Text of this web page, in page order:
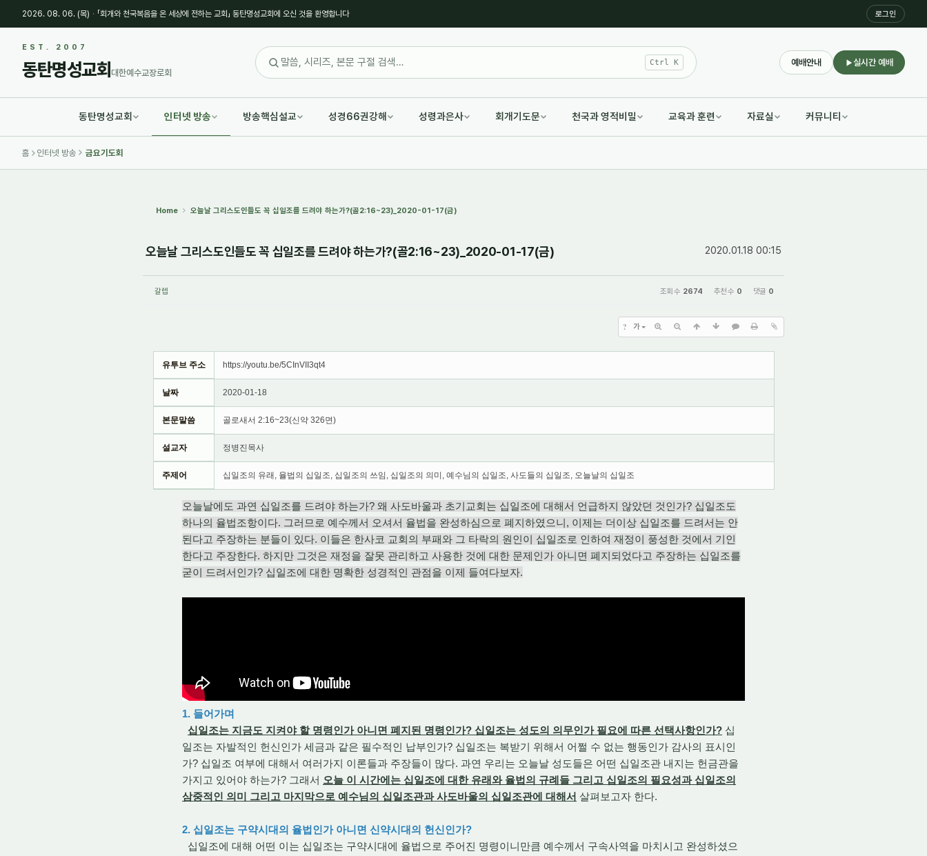
2026. 08. 06. (목) · 「회개와 천국복음을 온 세상에 전하는 교회」 동탄명성교회에 오신 것을 환영합니다 로그인
EST. 2007
동탄명성교회 대한예수교장로회
Ctrl K 예배안내 실시간 예배
동탄명성교회 인터넷 방송 방송핵심설교 성경66권강해 성령과은사 회개기도문 천국과 영적비밀 교육과 훈련 자료실 커뮤니티
홈 인터넷 방송 금요기도회
Home 오늘날 그리스도인들도 꼭 십일조를 드려야 하는가?(골2:16~23)_2020-01-17(금)
2020.01.18 00:15
오늘날 그리스도인들도 꼭 십일조를 드려야 하는가?(골2:16~23)_2020-01-17(금)
갈렙 조회 수 2674 추천 수 0 댓글 0
? 가
유투브 주소 https://youtu.be/5CInVII3qt4
날짜 2020-01-18
본문말씀 골로새서 2:16~23(신약 326면)
설교자 정병진목사
주제어 십일조의 유래, 율법의 십일조, 십일조의 쓰임, 십일조의 의미, 예수님의 십일조, 사도들의 십일조, 오늘날의 십일조
오늘날에도 과연 십일조를 드려야 하는가? 왜 사도바울과 초기교회는 십일조에 대해서 언급하지 않았던 것인가? 십일조도
하나의 율법조항이다. 그러므로 예수께서 오셔서 율법을 완성하심으로 폐지하였으니, 이제는 더이상 십일조를 드려서는 안
된다고 주장하는 분들이 있다. 이들은 한사코 교회의 부패와 그 타락의 원인이 십일조로 인하여 재정이 풍성한 것에서 기인
한다고 주장한다. 하지만 그것은 재정을 잘못 관리하고 사용한 것에 대한 문제인가 아니면 폐지되었다고 주장하는 십일조를
굳이 드려서인가? 십일조에 대한 명확한 성경적인 관점을 이제 들여다보자.
1. 들어가며
십일조는 지금도 지켜야 할 명령인가 아니면 폐지된 명령인가? 십일조는 성도의 의무인가 필요에 따른 선택사항인가? 십
일조는 자발적인 헌신인가 세금과 같은 필수적인 납부인가? 십일조는 복받기 위해서 어쩔 수 없는 행동인가 감사의 표시인
가? 십일조 여부에 대해서 여러가지 이론들과 주장들이 많다. 과연 우리는 오늘날 성도들은 어떤 십일조관 내지는 헌금관을
가지고 있어야 하는가? 그래서 오늘 이 시간에는 십일조에 대한 유래와 율법의 규례들 그리고 십일조의 필요성과 십일조의
삼중적인 의미 그리고 마지막으로 예수님의 십일조관과 사도바울의 십일조관에 대해서 살펴보고자 한다.
2. 십일조는 구약시대의 율법인가 아니면 신약시대의 헌신인가?
십일조에 대해 어떤 이는 십일조는 구약시대에 율법으로 주어진 명령이니만큼 예수께서 구속사역을 마치시고 완성하셨으
Sketchbook5, 스케치북5
Sketchbook5, 스케치북5
Sketchbook5, 스케치북5
Sketchbook5, 스케치북5